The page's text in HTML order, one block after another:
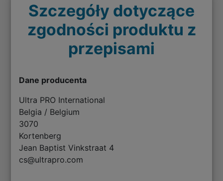
Szczegóły dotyczące
zgodności produktu z
przepisami
Dane producenta
Ultra PRO International
Belgia / Belgium
3070
Kortenberg
Jean Baptist Vinkstraat 4
cs@ultrapro.com